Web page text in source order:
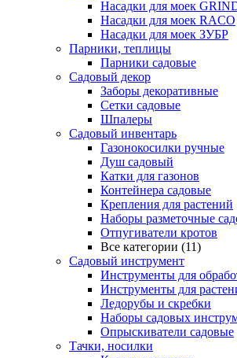
Насадки для моек
Насадки для моек RACO
Насадки для моек ЗУБР
Парники, теплицы
Парники садовые
Садовый декор
Заборы декоративные
Сетки садовые
Шпалеры
Садовый инвентарь
Газонокосилки ручные
Душ садовый
Катки для газонов
Контейнера садовые
Крепления для растений
Наборы разметочные
Отпугиватели кротов
Все категории (11)
Садовый инструмент
Инструменты для
Инструменты для
Ледорубы и скребки
Наборы садовых
Опрыскиватели садовые
Тачки, носилки